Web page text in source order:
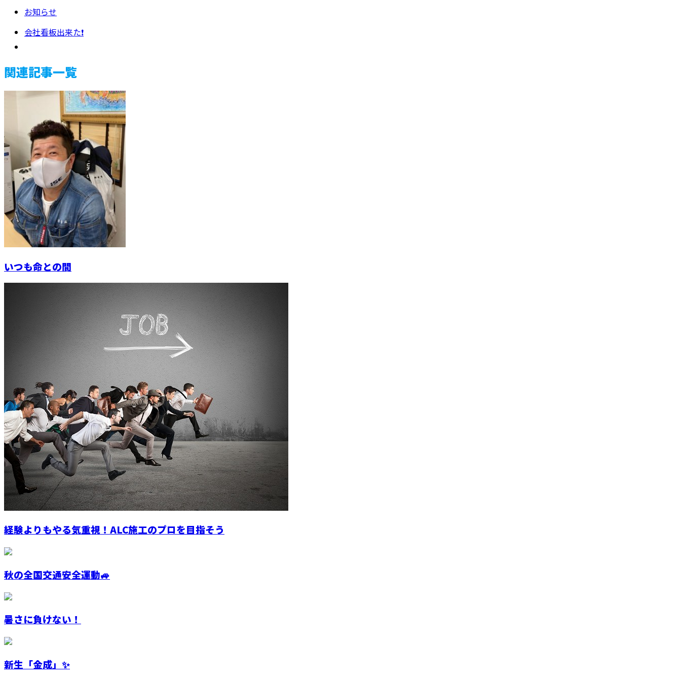
お知らせ
会社看板出来た❗
関連記事一覧
いつも命との間
経験よりもやる気重視！ALC施工のプロを目指そう
秋の全国交通安全運動🚙
暑さに負けない！
新生「金成」✨